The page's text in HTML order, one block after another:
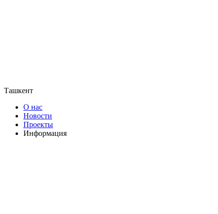
Ташкент
О нас
Новости
Проекты
Информация